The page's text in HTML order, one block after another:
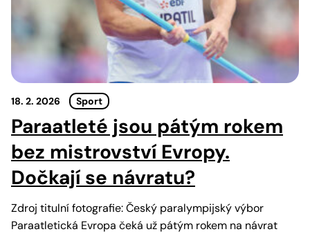
18. 2. 2026 Sport
Paraatleté jsou pátým rokem
bez mistrovství Evropy.
Dočkají se návratu?
Zdroj titulní fotografie: Český paralympijský výbor
Paraatletická Evropa čeká už pátým rokem na návrat